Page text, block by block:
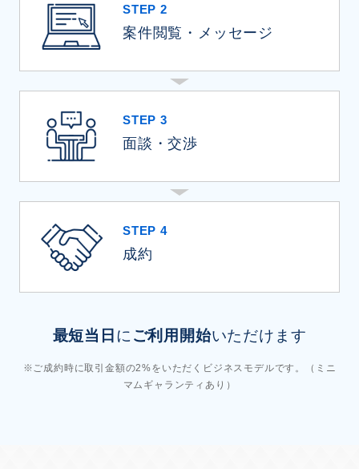
STEP 2
案件閲覧・メッセージ
STEP 3
面談・交渉
STEP 4
成約
最短当日 に ご利用開始いただけます
※ご成約時に取引金額の2%をいただくビジネスモデルです。（ミニ
マムギャランティあり）